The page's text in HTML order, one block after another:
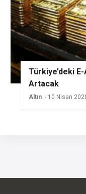
Türkiye’deki E-
Artacak
Altın - 10 Nisan